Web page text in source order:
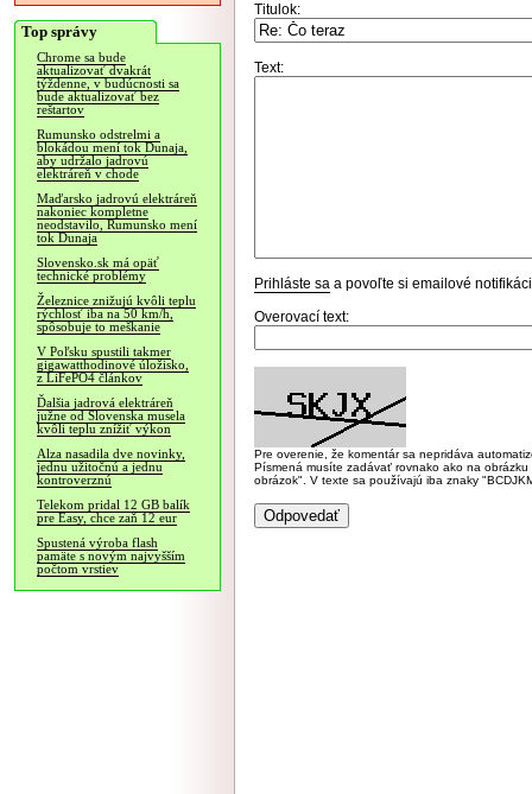
Top správy
Chrome sa bude
aktualizovať dvakrát
týždenne, v budúcnosti sa
bude aktualizovať bez
reštartov
Rumunsko odstrelmi a
blokádou mení tok Dunaja,
aby udržalo jadrovú
elektráreň v chode
Maďarsko jadrovú elektráreň
nakoniec kompletne
neodstavilo, Rumunsko mení
tok Dunaja
Slovensko.sk má opäť
technické problémy
Železnice znižujú kvôli teplu
rýchlosť iba na 50 km/h,
spôsobuje to meškanie
V Poľsku spustili takmer
gigawatthodinové úložisko,
z LiFePO4 článkov
Ďalšia jadrová elektráreň
južne od Slovenska musela
kvôli teplu znížiť výkon
Alza nasadila dve novinky,
jednu užitočnú a jednu
kontroverznú
Telekom pridal 12 GB balík
pre Easy, chce zaň 12 eur
Spustená výroba flash
pamäte s novým najvyšším
počtom vrstiev
Titulok:
Text:
Prihláste sa a povoľte si emailové
Overovací text:
Pre overenie, že komentár sa nepridáva
Písmená musíte zadávať rovnako ako na
obrázok". V texte sa používajú iba znaky